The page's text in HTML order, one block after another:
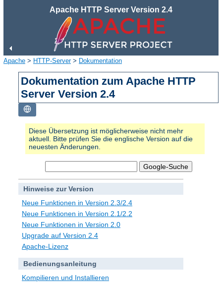
Apache HTTP Server Version 2.4
Apache > HTTP-Server> Dokumentation
Dokumentation zum Apache HTTP
Server Version 2.4
Diese Übersetzung ist möglicherweise nicht mehr
aktuell. Bitte prüfen Sie die englische Version auf die
neuesten Änderungen.
Hinweise zur Version
Neue Funktionen in Version 2.3/2.4
Neue Funktionen in Version 2.1/2.2
Neue Funktionen in Version 2.0
Upgrade auf Version 2.4
Apache-Lizenz
Bedienungsanleitung
Kompilieren und Installieren